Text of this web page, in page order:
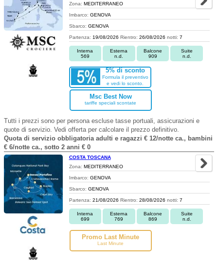
Zona: MEDITERRANEO
Imbarco: GENOVA
Sbarco: GENOVA
Partenza: 19/08/2026 Rientro: 26/08/2026 notti: 7
Interna
569
Esterna
n.d.
Balcone
909
Suite
n.d.
5% di sconto
Formula il preventivo
e vedi lo sconto.
Msc Best Now
tariffe speciali scontate
Tutti i prezzi sono per persona escluse tasse portuali, assicurazioni e
quote di servizio. Vedi offerta per calcolare il prezzo definitivo.
Quota di servizio obbligatoria adulti e ragazzi € 12/notte ca., bambini
€ 6/notte ca., sotto 2 anni € 0
COSTA TOSCANA
Zona: MEDITERRANEO
Imbarco: GENOVA
Sbarco: GENOVA
Partenza: 21/08/2026 Rientro: 28/08/2026 notti: 7
Interna
699
Esterna
769
Balcone
869
Suite
n.d.
Promo Last Minute
Last Minute